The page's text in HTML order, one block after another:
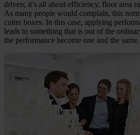
driven; it’s all about efficiency, floor area
As many people would complain, this
cutter boxes. In this case, applying
leads to something that is out of the
the performance become one and the same.